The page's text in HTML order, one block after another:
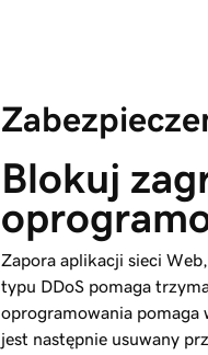
Blokuj
Zapora aplikacji sieci
typu DDoS pomaga
oprogramowania pomaga
jest następnie usuwany